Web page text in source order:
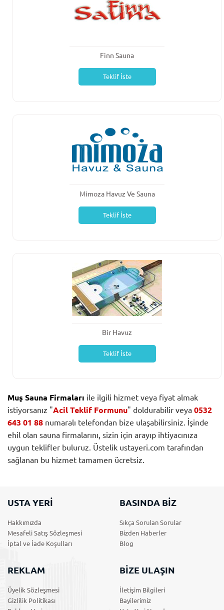
Finn Sauna
Teklif İste
Mimoza Havuz Ve Sauna
Teklif İste
Bir Havuz
Teklif İste
Muş Sauna Firmaları ile ilgili hizmet veya fiyat almak
istiyorsanız "Acil Teklif Formunu" doldurabilir veya 0532
643 01 88 numaralı telefondan bize ulaşabilirsiniz. İşinde
ehil olan sauna firmalarını, sizin için arayıp ihtiyacınıza
uygun teklifler buluruz. Üstelik ustayeri.com tarafından
sağlanan bu hizmet tamamen ücretsiz.
USTA YERİ
Hakkımızda
Mesafeli Satış Sözleşmesi
İptal ve İade Koşulları
BASINDA BİZ
Sıkça Sorulan Sorular
Bizden Haberler
Blog
REKLAM
Üyelik Sözleşmesi
Gizlilik Politikası
BİZE ULAŞIN
İletişim Bilgileri
Bayilerimiz